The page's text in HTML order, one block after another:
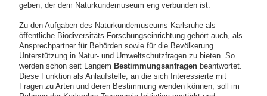
geben, der dem Naturkundemuseum eng verbunden ist.
Zu den Aufgaben des Naturkundemuseums Karlsruhe als
öffentliche Biodiversitäts-Forschungseinrichtung gehört auch, als
Ansprechpartner für Behörden sowie für die Bevölkerung
Unterstützung in Natur- und Umweltschutzfragen zu bieten. So
werden schon seit Langem Bestimmungsanfragenbeantwortet.
Diese Funktion als Anlaufstelle, an die sich Interessierte mit
Fragen zu Arten und deren Bestimmung wenden können, soll im